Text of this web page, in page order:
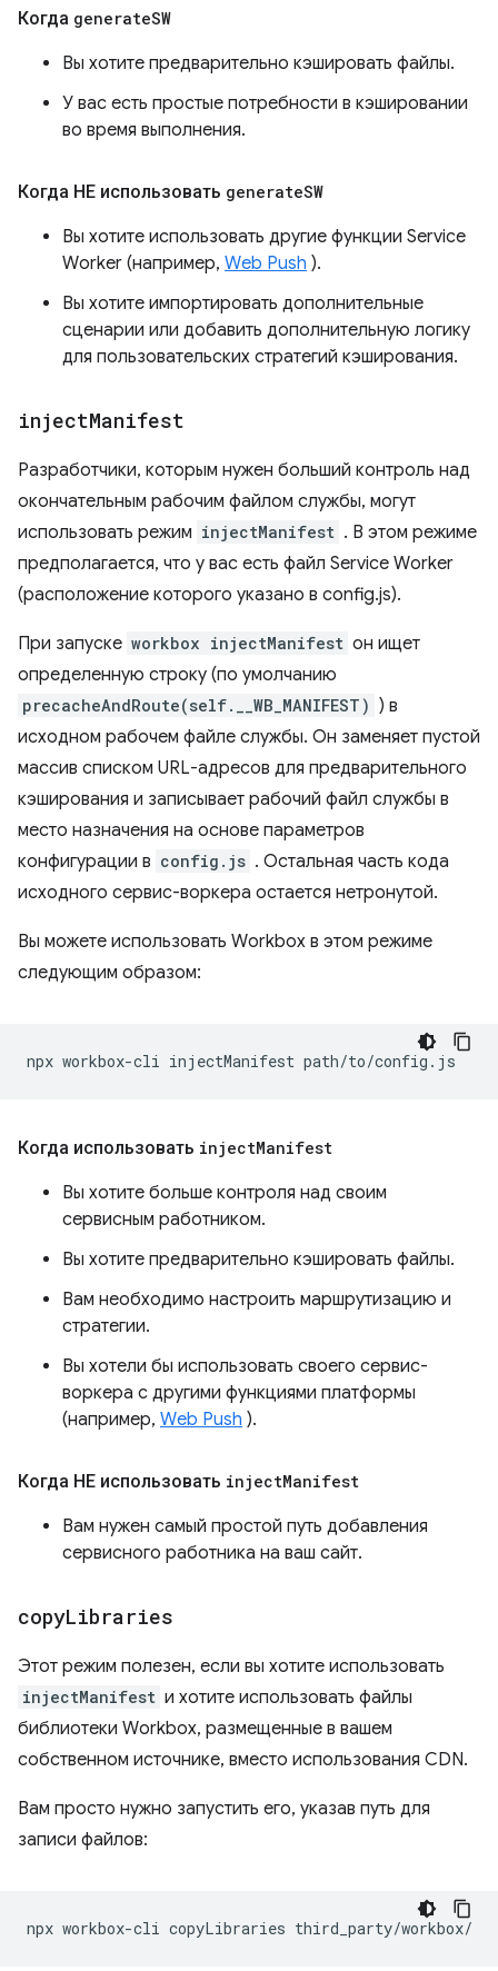
Когда generateSW
Вы хотите предварительно кэшировать файлы.
У вас есть простые потребности в кэшировании
во время выполнения.
Когда НЕ использовать generateSW
Вы хотите использовать другие функции Service
Worker (например, Web Push ).
Вы хотите импортировать дополнительные
сценарии или добавить дополнительную логику
для пользовательских стратегий кэширования.
injectManifest
Разработчики, которым нужен больший контроль над
окончательным рабочим файлом службы, могут
использовать режим injectManifest . В этом режиме
предполагается, что у вас есть файл Service Worker
(расположение которого указано в config.js).
При запуске workbox injectManifest он ищет
определенную строку (по умолчанию
precacheAndRoute(self.__WB_MANIFEST) ) в
исходном рабочем файле службы. Он заменяет пустой
массив списком URL-адресов для предварительного
кэширования и записывает рабочий файл службы в
место назначения на основе параметров
конфигурации в config.js . Остальная часть кода
исходного сервис-воркера остается нетронутой.
Вы можете использовать Workbox в этом режиме
следующим образом:
npx workbox-cli injectManifest
Когда использовать injectManifest
Вы хотите больше контроля над своим
сервисным работником.
Вы хотите предварительно кэшировать файлы.
Вам необходимо настроить маршрутизацию и
стратегии.
Вы хотели бы использовать своего сервис-
воркера с другими функциями платформы
(например, Web Push ).
Когда НЕ использовать injectManifest
Вам нужен самый простой путь добавления
сервисного работника на ваш сайт.
copyLibraries
Этот режим полезен, если вы хотите использовать
injectManifest и хотите использовать файлы
библиотеки Workbox, размещенные в вашем
собственном источнике, вместо использования CDN.
Вам просто нужно запустить его, указав путь для
записи файлов:
npx workbox-cli copyLibraries